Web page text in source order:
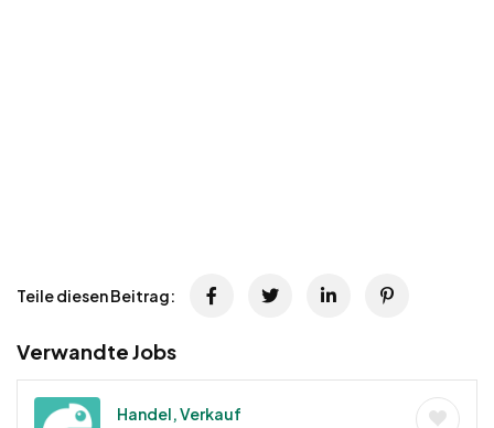
Teile diesen Beitrag:
Verwandte Jobs
Handel, Verkauf